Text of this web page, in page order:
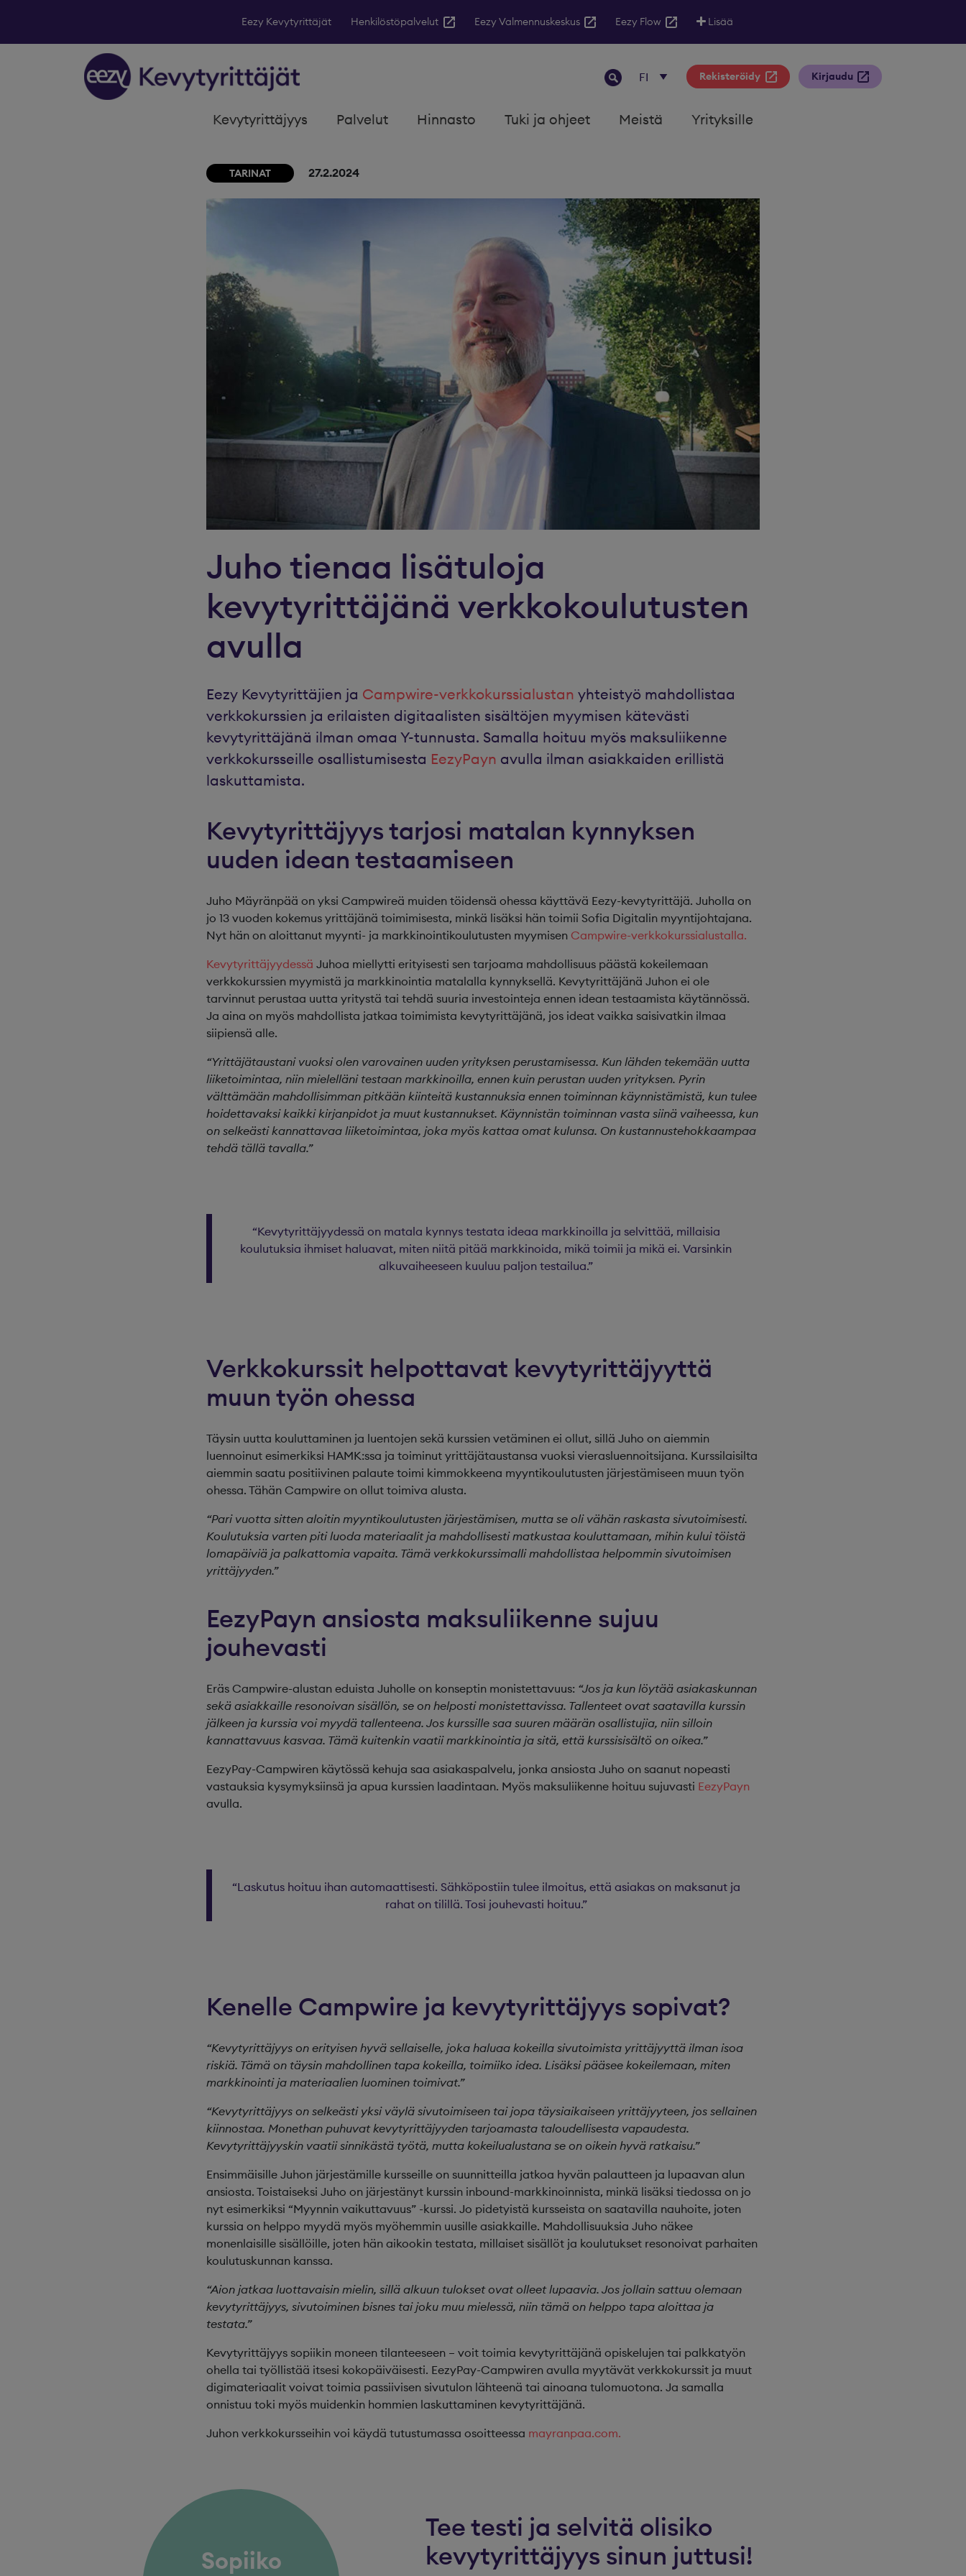
Eezy Kevytyrittäjät Henkilöstöpalvelut Eezy Valmennuskeskus Eezy Flow Lisää
Rekisteröidy Kirjaudu
Kevytyrittäjyys Palvelut Hinnasto Tuki ja ohjeet Meistä Yrityksille
TARINAT 27.2.2024
Juho tienaa lisätuloja
kevytyrittäjänä verkkokoulutusten
avulla
Eezy Kevytyrittäjien ja Campwire-verkkokurssialustan yhteistyö mahdollistaa
verkkokurssien ja erilaisten digitaalisten sisältöjen myymisen kätevästi
kevytyrittäjänä ilman omaa Y-tunnusta. Samalla hoituu myös maksuliikenne
verkkokursseille osallistumisesta EezyPayn avulla ilman asiakkaiden erillistä
laskuttamista.
Kevytyrittäjyys tarjosi matalan kynnyksen
uuden idean testaamiseen
Juho Mäyränpää on yksi Campwireä muiden töidensä ohessa käyttävä Eezy-kevytyrittäjä. Juholla on
jo 13 vuoden kokemus yrittäjänä toimimisesta, minkä lisäksi hän toimii Sofia Digitalin myyntijohtajana.
Nyt hän on aloittanut myynti- ja markkinointikoulutusten myymisen Campwire-verkkokurssialustalla.
Kevytyrittäjyydessä Juhoa miellytti erityisesti sen tarjoama mahdollisuus päästä kokeilemaan
verkkokurssien myymistä ja markkinointia matalalla kynnyksellä. Kevytyrittäjänä Juhon ei ole
tarvinnut perustaa uutta yritystä tai tehdä suuria investointeja ennen idean testaamista käytännössä.
Ja aina on myös mahdollista jatkaa toimimista kevytyrittäjänä, jos ideat vaikka saisivatkin ilmaa
siipiensä alle.
“Yrittäjätaustani vuoksi olen varovainen uuden yrityksen perustamisessa. Kun lähden tekemään uutta
liiketoimintaa, niin mielelläni testaan markkinoilla, ennen kuin perustan uuden yrityksen. Pyrin
välttämään mahdollisimman pitkään kiinteitä kustannuksia ennen toiminnan käynnistämistä, kun tulee
hoidettavaksi kaikki kirjanpidot ja muut kustannukset. Käynnistän toiminnan vasta siinä vaiheessa, kun
on selkeästi kannattavaa liiketoimintaa, joka myös kattaa omat kulunsa. On kustannustehokkaampaa
tehdä tällä tavalla.”
“Kevytyrittäjyydessä on matala kynnys testata ideaa markkinoilla ja selvittää, millaisia
koulutuksia ihmiset haluavat, miten niitä pitää markkinoida, mikä toimii ja mikä ei. Varsinkin
alkuvaiheeseen kuuluu paljon testailua.”
Verkkokurssit helpottavat kevytyrittäjyyttä
muun työn ohessa
Täysin uutta kouluttaminen ja luentojen sekä kurssien vetäminen ei ollut, sillä Juho on aiemmin
luennoinut esimerkiksi HAMK:ssa ja toiminut yrittäjätaustansa vuoksi vierasluennoitsijana. Kurssilaisilta
aiemmin saatu positiivinen palaute toimi kimmokkeena myyntikoulutusten järjestämiseen muun työn
ohessa. Tähän Campwire on ollut toimiva alusta.
“Pari vuotta sitten aloitin myyntikoulutusten järjestämisen, mutta se oli vähän raskasta sivutoimisesti.
Koulutuksia varten piti luoda materiaalit ja mahdollisesti matkustaa kouluttamaan, mihin kului töistä
lomapäiviä ja palkattomia vapaita. Tämä verkkokurssimalli mahdollistaa helpommin sivutoimisen
yrittäjyyden.”
EezyPayn ansiosta maksuliikenne sujuu
jouhevasti
Eräs Campwire-alustan eduista Juholle on konseptin monistettavuus: “Jos ja kun löytää asiakaskunnan
sekä asiakkaille resonoivan sisällön, se on helposti monistettavissa. Tallenteet ovat saatavilla kurssin
jälkeen ja kurssia voi myydä tallenteena. Jos kurssille saa suuren määrän osallistujia, niin silloin
kannattavuus kasvaa. Tämä kuitenkin vaatii markkinointia ja sitä, että kurssisisältö on oikea.”
EezyPay-Campwiren käytössä kehuja saa asiakaspalvelu, jonka ansiosta Juho on saanut nopeasti
vastauksia kysymyksiinsä ja apua kurssien laadintaan. Myös maksuliikenne hoituu sujuvasti EezyPayn
avulla.
“Laskutus hoituu ihan automaattisesti. Sähköpostiin tulee ilmoitus, että asiakas on maksanut ja
rahat on tilillä. Tosi jouhevasti hoituu.”
Kenelle Campwire ja kevytyrittäjyys sopivat?
“Kevytyrittäjyys on erityisen hyvä sellaiselle, joka haluaa kokeilla sivutoimista yrittäjyyttä ilman isoa
riskiä. Tämä on täysin mahdollinen tapa kokeilla, toimiiko idea. Lisäksi pääsee kokeilemaan, miten
markkinointi ja materiaalien luominen toimivat.”
“Kevytyrittäjyys on selkeästi yksi väylä sivutoimiseen tai jopa täysiaikaiseen yrittäjyyteen, jos sellainen
kiinnostaa. Monethan puhuvat kevytyrittäjyyden tarjoamasta taloudellisesta vapaudesta.
Kevytyrittäjyyskin vaatii sinnikästä työtä, mutta kokeilualustana se on oikein hyvä ratkaisu.”
Ensimmäisille Juhon järjestämille kursseille on suunnitteilla jatkoa hyvän palautteen ja lupaavan alun
ansiosta. Toistaiseksi Juho on järjestänyt kurssin inbound-markkinoinnista, minkä lisäksi tiedossa on jo
nyt esimerkiksi “Myynnin vaikuttavuus” -kurssi. Jo pidetyistä kursseista on saatavilla nauhoite, joten
kurssia on helppo myydä myös myöhemmin uusille asiakkaille. Mahdollisuuksia Juho näkee
monenlaisille sisällöille, joten hän aikookin testata, millaiset sisällöt ja koulutukset resonoivat parhaiten
koulutuskunnan kanssa.
“Aion jatkaa luottavaisin mielin, sillä alkuun tulokset ovat olleet lupaavia. Jos jollain sattuu olemaan
kevytyrittäjyys, sivutoiminen bisnes tai joku muu mielessä, niin tämä on helppo tapa aloittaa ja
testata.”
Kevytyrittäjyys sopiikin moneen tilanteeseen – voit toimia kevytyrittäjänä opiskelujen tai palkkatyön
ohella tai työllistää itsesi kokopäiväisesti. EezyPay-Campwiren avulla myytävät verkkokurssit ja muut
digimateriaalit voivat toimia passiivisen sivutulon lähteenä tai ainoana tulomuotona. Ja samalla
onnistuu toki myös muidenkin hommien laskuttaminen kevytyrittäjänä.
Juhon verkkokursseihin voi käydä tutustumassa osoitteessa mayranpaa.com.
Sopiiko
Tee testi ja selvitä olisiko
kevytyrittäjyys sinun juttusi!